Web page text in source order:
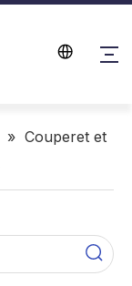
» Couperet et